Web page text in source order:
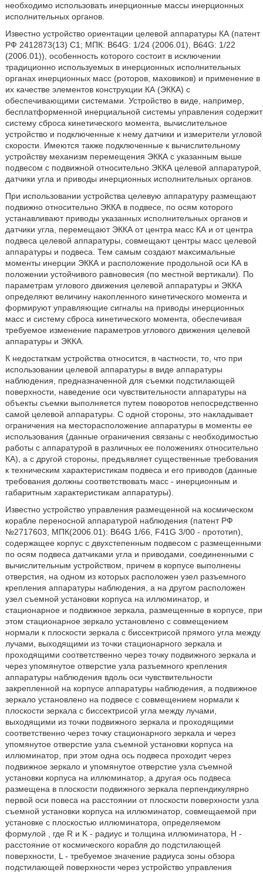
необходимо использовать инерционные массы инерционных
исполнительных органов.
Известно устройство ориентации целевой аппаратуры КА (патент
РФ 2412873(13) С1; МПК: B64G: 1/24 (2006.01), B64G: 1/22
(2006.01)), особенность которого состоит в исключении
традиционно используемых в инерционных исполнительных
органах инерционных масс (роторов, маховиков) и применение в
их качестве элементов конструкции КА (ЭККА) с
обеспечивающими системами. Устройство в виде, например,
бесплатформенной инерциальной системы управления содержит
систему сброса кинетического момента, вычислительное
устройство и подключенные к нему датчики и измерители угловой
скорости. Имеются также подключенные к вычислительному
устройству механизм перемещения ЭККА с указанным выше
подвесом с подвижной относительно ЭККА целевой аппаратурой,
датчики угла и приводы инерционных исполнительных органов.
При использовании устройства целевую аппаратуру размещают
подвижно относительно ЭККА в подвесе, по осям которого
устанавливают приводы указанных исполнительных органов и
датчики угла, перемещают ЭККА от центра масс КА и от центра
подвеса целевой аппаратуры, совмещают центры масс целевой
аппаратуры и подвеса. Тем самым создают максимальные
моменты инерции ЭККА и расположение продольной оси КА в
положении устойчивого равновесия (по местной вертикали). По
параметрам углового движения целевой аппаратуры и ЭККА
определяют величину накопленного кинетического момента и
формируют управляющие сигналы на приводы инерционных
масс и систему сброса кинетического момента, обеспечивая
требуемое изменение параметров углового движения целевой
аппаратуры и ЭККА.
К недостаткам устройства относится, в частности, то, что при
использовании целевой аппаратуры в виде аппаратуры
наблюдения, предназначенной для съемки подстилающей
поверхности, наведение оси чувствительности аппаратуры на
объекты съемки выполняется путем поворотов непосредственно
самой целевой аппаратуры. С одной стороны, это накладывает
ограничения на месторасположение аппаратуры в моменты ее
использования (данные ограничения связаны с необходимостью
работы с аппаратурой в различных ее положениях относительно
КА), а с другой стороны, предъявляет существенные требования
к техническим характеристикам подвеса и его приводов (данные
требования должны соответствовать масс - инерционным и
габаритным характеристикам аппаратуры).
Известно устройство управления размещенной на космическом
корабле переносной аппаратурой наблюдения (патент РФ
№2717603, МПК(2006.01): B64G 1/66, F41G 3/00 - прототип),
содержащее корпус с двухстепенным подвесом с размещенными
по осям подвеса датчиками угла и приводами, соединенными с
вычислительным устройством, причем в корпусе выполнены
отверстия, на одном из которых расположен узел разъемного
крепления аппаратуры наблюдения, а на другом расположен
узел съемной установки корпуса на иллюминатор, и
стационарное и подвижное зеркала, размещенные в корпусе, при
этом стационарное зеркало установлено с совмещением
нормали к плоскости зеркала с биссектрисой прямого угла между
лучами, выходящими из точки стационарного зеркала и
проходящими соответственно через точку подвижного зеркала и
через упомянутое отверстие узла разъемного крепления
аппаратуры наблюдения вдоль оси чувствительности
закрепленной на корпусе аппаратуры наблюдения, а подвижное
зеркало установлено на подвесе с совмещением нормали к
плоскости зеркала с биссектрисой угла между лучами,
выходящими из точки подвижного зеркала и проходящими
соответственно через точку стационарного зеркала и через
упомянутое отверстие узла съемной установки корпуса на
иллюминатор, при этом одна ось подвеса проходит через
подвижное зеркало и упомянутое отверстие узла съемной
установки корпуса на иллюминатор, а другая ось подвеса
размещена в плоскости подвижного зеркала перпендикулярно
первой оси повеса на расстоянии от плоскости поверхности узла
съемной установки корпуса на иллюминатор, совмещаемой при
установке с плоскостью иллюминатора, определяемом
формулой
, где R и K - радиус и толщина иллюминатора, Н -
расстояние от космического корабля до подстилающей
поверхности, L - требуемое значение радиуса зоны обзора
подстилающей поверхности через устройство управления